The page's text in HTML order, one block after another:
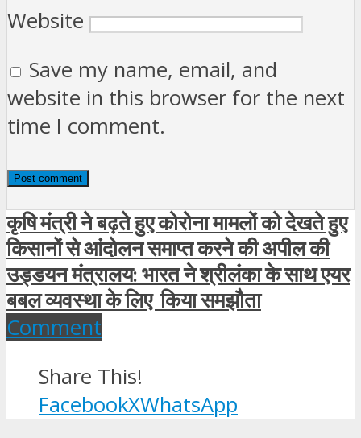
Website
Save my name, email, and
website in this browser for the next
time I comment.
कृषि मंत्री ने बढ़ते हुए कोरोना मामलों को देखते हुए
किसानों से आंदोलन समाप्त करने की अपील की
उड्डयन मंत्रालय: भारत ने श्रीलंका के साथ एयर
बबल व्यवस्था के लिए किया समझौता
Comment
Share This!
FacebookXWhatsApp